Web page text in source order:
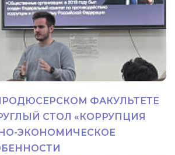
ФАКУЛЬТЕТЕ
СТОЛ «КОРРУПЦИЯ
ЭКОНОМИЧЕСКОЕ